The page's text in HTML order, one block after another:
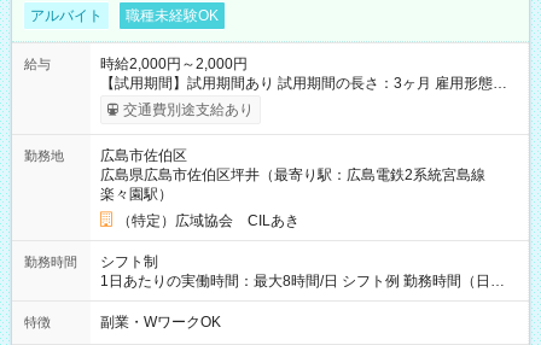
アルバイト 職種未経験OK
給与
時給2,000円～2,000円
【試用期間】試用期間あり 試用期間の長さ：3ヶ月 雇用形態、
給与は本採用時と同じです。
交通費別途支給あり
勤務地
広島市佐伯区
広島県広島市佐伯区坪井（最寄り駅：広島電鉄2系統宮島線
楽々園駅）
（特定）広域協会 CILあき
勤務時間
シフト制
1日あたりの実働時間：最大8時間/日 シフト例 勤務時間（日
勤）・8時～18時 （実働時間8時間 待機休憩2時間）（日勤1回
あたりの給与 2万円）
特徴 副業・WワークOK